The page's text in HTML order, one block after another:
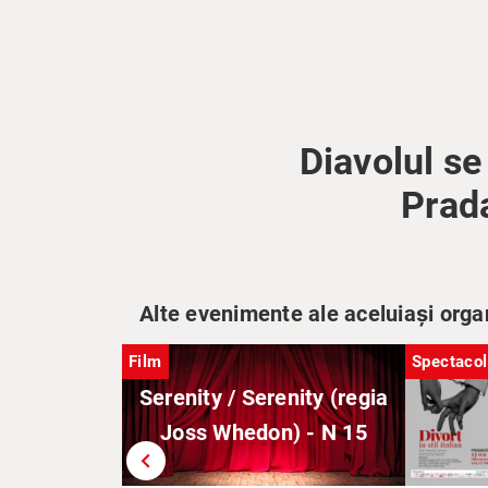
Diavolul
Alte evenimente ale aceluiași
chevron_left
Film
Serenity / Serenity (regia
Joss Whedon) - N 15
Spectacol